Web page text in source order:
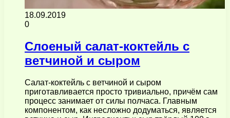
18.09.2019
0
Слоеный салат-коктейль с
ветчиной и сыром
Салат-коктейль с ветчиной и сыром
приготавливается просто тривиально, причём сам
процесс занимает от силы полчаса. Главным
компонентом, как несложно додуматься, является